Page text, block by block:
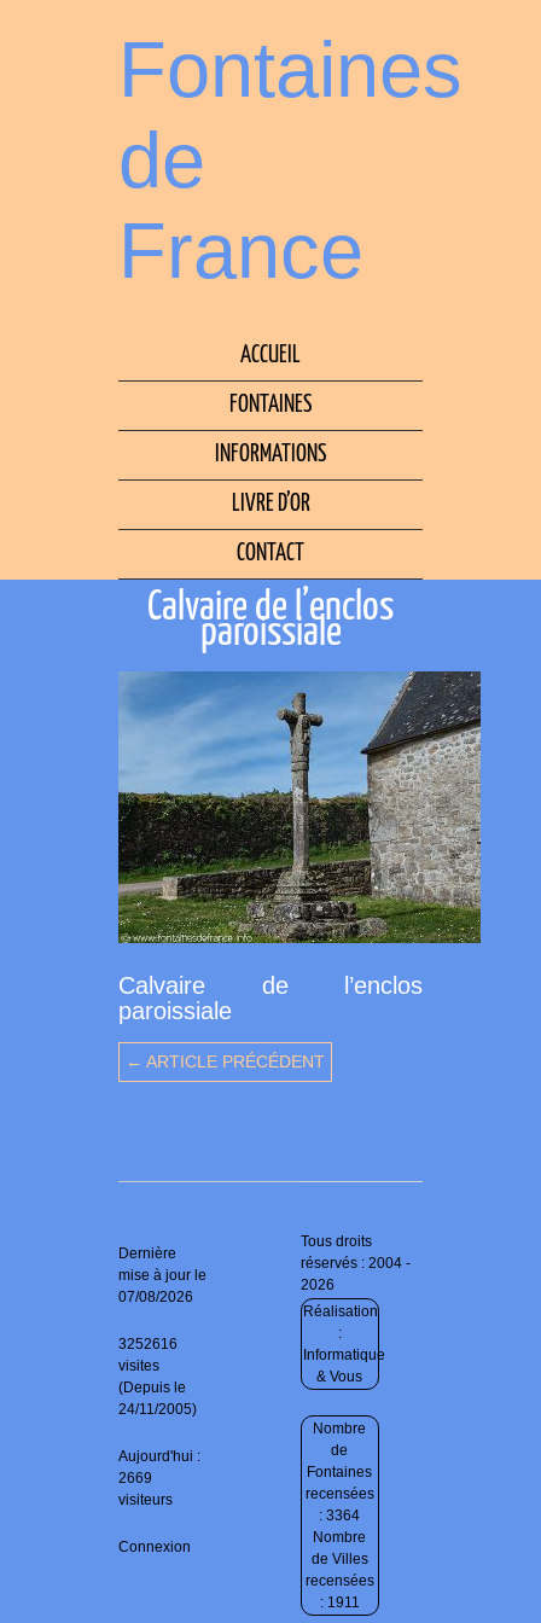
Fontaines
de
France
ACCUEIL
FONTAINES
INFORMATIONS
LIVRE D’OR
CONTACT
Calvaire de l’enclos
paroissiale
Calvaire de l’enclos
paroissiale
← ARTICLE PRÉCÉDENT
Dernière
mise à jour le
07/08/2026
3252616
visites
(Depuis le
24/11/2005)
Aujourd'hui :
2669
visiteurs
Connexion
Tous droits
réservés : 2004 -
2026
Réalisation
:
Informatique
& Vous
Nombre
de
Fontaines
recensées
: 3364
Nombre
de Villes
recensées
: 1911